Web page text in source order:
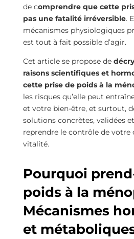
de comprendre que cette
pas une fatalité irréversible.
mécanismes physiologiques
est tout à fait possible d’agir.
Cet article se propose de
raisons scientifiques et
cette prise de poids à la
les risques qu’elle peut
et votre bien-être, et surtout,
solutions concrètes, validées
reprendre le contrôle de votre
vitalité.
Pourquoi
poids à la
Mécanismes
et